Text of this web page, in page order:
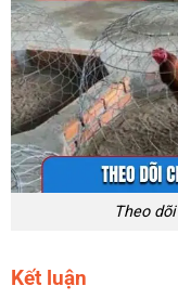
Theo
Kết luận